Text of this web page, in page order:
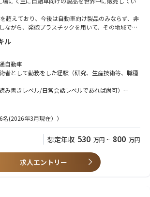
ン資料は技術部隊が作成。その内容を把握し、
をし、顧客との
的に打合せを行う。
だく重要なポジション
がいや難しさ
ドしている企業と直接仕事が出来る事。
ただき、プロアクティブに業務を進めていただけ
ジャーテック企業であり非常に優秀な方が多く、
い。
品業界のため、設計変更等の顧客依頼に対し
応が求められる。
ンは拡大の見込みであり、その先駆けとなって着
職を目指したり、営業職やＰＭ職、技術（設計）
を
超えており、今後は自動車向け製品のみならず、非
ながら、発砲プラスチックを用いて、その地域で需
展開する予定です。
連携強化のため、弊社のグローバル事業部では、技
ートを行っています。グローバル事業部 事業統括
分かれており、管理Ｇは主に海外現法人の経営管
を行っております。今回は推進Ｇにて、下記の様な
る方を募集します。
報の窓口
渡しと進捗管理
ポート
わせ
英⇔日）
を含む日程調整，通訳
ル
自動車
者として勤務をした経験（研究、生産技術等、職種
み書きレベル/日常会話レベルであれば尚可）
験があり、海外の方と臆することなくコミュニケー
名(2026年3月現在））
想定年収 530 万円 ~ 800 万円
求人エントリー